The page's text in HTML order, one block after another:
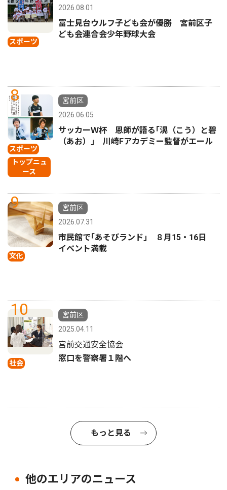
スポーツ
2026.08.01
富士見台ウルフ子ども会が優勝 宮前区子
ども会連合会少年野球大会
8
スポーツ
トップニュ
ース
宮前区
2026.06.05
サッカーＷ杯 恩師が語る｢滉（こう）と碧
（あお）｣ 川崎Fアカデミー監督がエール
9
文化
宮前区
2026.07.31
市民館で｢あそびランド｣ ８月15・16日
イベント満載
10
社会
宮前区
2025.04.11
宮前交通安全協会
窓口を警察署１階へ
もっと見る
他のエリアのニュース